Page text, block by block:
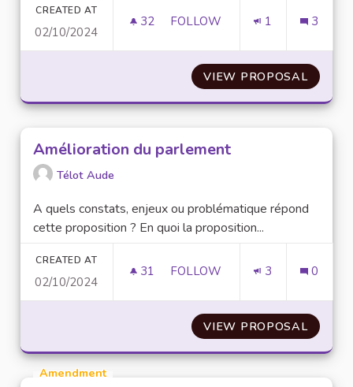
CREATED AT
02/10/2024
32 32 FOLLOWERS
FOLLOW 1 3
VIEW PROPOSAL
Amélioration du parlement
Télot Aude
A quels constats, enjeux ou problématique répond
cette proposition ? En quoi la proposition...
CREATED AT
02/10/2024
31 31 FOLLOWERS
FOLLOW 3 0
VIEW PROPOSAL
Amendment